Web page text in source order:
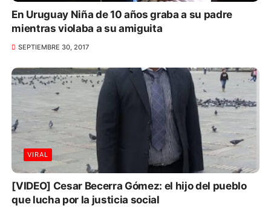
En Uruguay Niña de 10 años graba a su padre
mientras violaba a su amiguita
SEPTIEMBRE 30, 2017
VIRAL
[VIDEO] Cesar Becerra Gómez: el hijo del pueblo
que lucha por la justicia social